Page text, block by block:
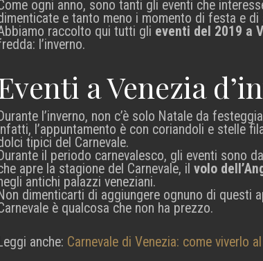
ogni anno, sono tanti gli eventi che
e tanto meno i momento di festa e
raccolto qui tutti gli eventi del 2019 a
l’inverno.
a Venezia
l’inverno, non c’è solo Natale da
l’appuntamento è con coriandoli e stelle
tipici del Carnevale.
il periodo carnevalesco, gli eventi sono
apre la stagione del Carnevale, il volo
antichi palazzi veneziani.
dimenticarti di aggiungere ognuno di questi
è qualcosa che non ha prezzo.
anche: Carnevale di Venezia: come viverlo